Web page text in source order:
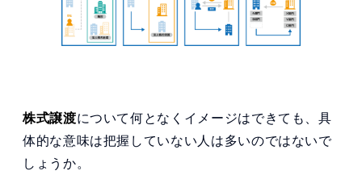
株式譲渡について何となくイメージはできても、具
体的な意味は把握していない人は多いのではないで
しょうか。